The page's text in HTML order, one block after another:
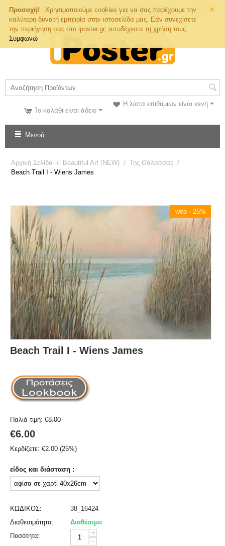
×
Προσοχή!
Χρησιμοποιούμε cookies για να σας παρέχουμε την
καλύτερη δυνατή εμπειρία στην ιστοσελίδα μας. Εάν συνεχίσετε
την περιήγηση σας στο iposter.gr, αποδέχεστε τη χρήση τους.
Συμφωνώ
Τηλ. Παραγγελιών
Η λίστα επιθυμιών είναι κενή
Το καλάθι είναι άδειο
Μενού
Αρχική Σελίδα / Beautiful Art (NEW) / Της Θάλασσας /
Beach Trail I - Wiens James
web - 25%
Beach Trail I - Wiens James
Παλιά τιμή: €8.00
€6.00
Κερδίζετε: €2.00 (25%)
είδος και διάσταση :
ΚΩΔΙΚΟΣ:
38_16424
Διαθεσιμότητα:
Διαθέσιμο
Ποσότητα:
+
−